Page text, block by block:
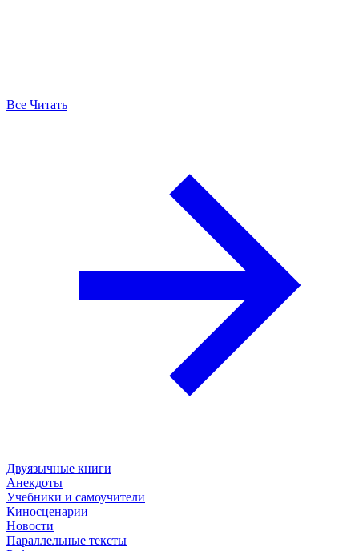
Все Читать
Двуязычные книги
Анекдоты
Учебники и самоучители
Киносценарии
Новости
Параллельные тексты